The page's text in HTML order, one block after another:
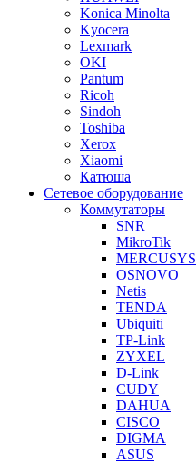
Konica Minolta
Kyocera
Lexmark
OKI
Pantum
Ricoh
Sindoh
Toshiba
Xerox
Xiaomi
Катюша
Сетевое оборудование
Коммутаторы
SNR
MikroTik
MERCUSYS
OSNOVO
Netis
TENDA
Ubiquiti
TP-Link
ZYXEL
D-Link
CUDY
DAHUA
CISCO
DIGMA
ASUS